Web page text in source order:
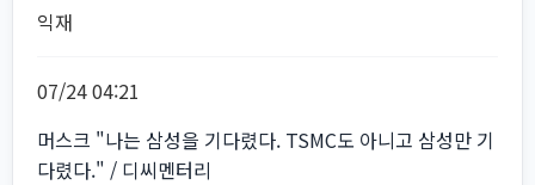
익재
07/24 04:21
머스크 "나는 삼성을 기다렸다. TSMC도 아니고 삼성만 기
다렸다." / 디씨멘터리